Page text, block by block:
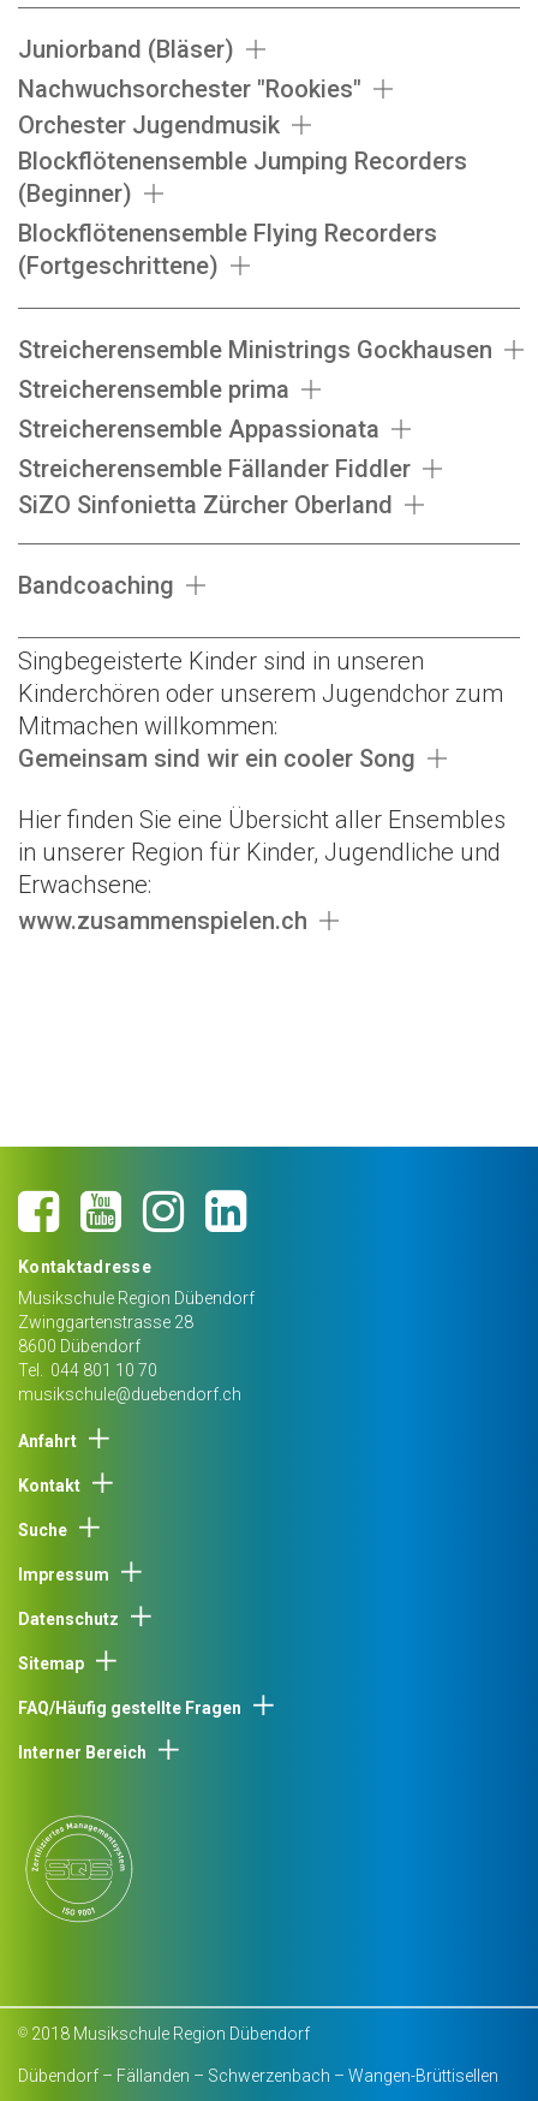
Juniorband (Bläser)
Nachwuchsorchester "Rookies"
Orchester Jugendmusik
Blockflötenensemble Jumping Recorders
(Beginner)
Blockflötenensemble Flying Recorders
(Fortgeschrittene)
Streicherensemble Ministrings Gockhausen
Streicherensemble prima
Streicherensemble Appassionata
Streicherensemble Fällander Fiddler
SiZO Sinfonietta Zürcher Oberland
Bandcoaching
Singbegeisterte Kinder sind in unseren
Kinderchören oder unserem Jugendchor zum
Mitmachen willkommen:
Gemeinsam sind wir ein cooler Song
Hier finden Sie eine Übersicht aller Ensembles
in unserer Region für Kinder, Jugendliche und
Erwachsene:
www.zusammenspielen.ch
Kontaktadresse
Musikschule Region Dübendorf
Zwinggartenstrasse 28
8600 Dübendorf
Tel. 044 801 10 70
musikschule@duebendorf.ch
Anfahrt
Kontakt
Suche
Impressum
Datenschutz
Sitemap
FAQ/Häufig gestellte Fragen
Interner Bereich
© 2018 Musikschule Region Dübendorf
Dübendorf – Fällanden – Schwerzenbach – Wangen-Brüttisellen